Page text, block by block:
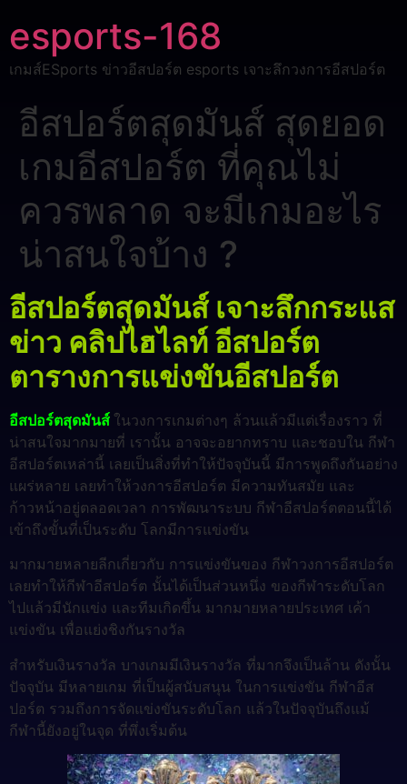
esports-168
เกมส์ESports ข่าวอีสปอร์ต esports เจาะลึกวงการอีสปอร์ต
อีสปอร์ตสุดมันส์ สุดยอด
เกมอีสปอร์ต ที่คุณไม่
ควรพลาด จะมีเกมอะไร
น่าสนใจบ้าง ?
อีสปอร์ตสุดมันส์ เจาะลึกกระแส
ข่าว คลิปไฮไลท์ อีสปอร์ต
ตารางการแข่งขันอีสปอร์ต
อีสปอร์ตสุดมันส์ ในวงการเกมต่างๆ ล้วนแล้วมีแต่เรื่องราว ที่
น่าสนใจมากมายที่ เรานั้น อาจจะอยากทราบ และชอบใน กีฬา
อีสปอร์ตเหล่านี้ เลยเป็นสิ่งที่ทำให้ปัจจุบันนี้ มีการพูดถึงกันอย่าง
แผร่หลาย เลยทำให้วงการอีสปอร์ต มีความทันสมัย และ
ก้าวหน้าอยู่ตลอดเวลา การพัฒนาระบบ กีฬาอีสปอร์ตตอนนี้ได้
เข้าถึงขั้นที่เป็นระดับ โลกมีการแข่งขัน
มากมายหลายลีกเกี่ยวกับ การแข่งขันของ กีฬาวงการอีสปอร์ต
เลยทำให้กีฬาอีสปอร์ต นั้นได้เป็นส่วนหนึ่ง ของกีฬาระดับโลก
ไปแล้วมีนักแข่ง และทีมเกิดขึ้น มากมายหลายประเทศ เค้า
แข่งขัน เพื่อแย่งชิงกันรางวัล
สำหรับเงินรางวัล บางเกมมีเงินรางวัล ที่มากจึงเป็นล้าน ดังนั้น
ปัจจุบัน มีหลายเกม ที่เป็นผู้สนับสนุน ในการแข่งขัน กีฬาอีส
ปอร์ต รวมถึงการจัดแข่งขันระดับโลก แล้วในปัจจุบันถึงแม้
กีฬานี้ยังอยู่ในจุด ที่พึ่งเริ่มต้น